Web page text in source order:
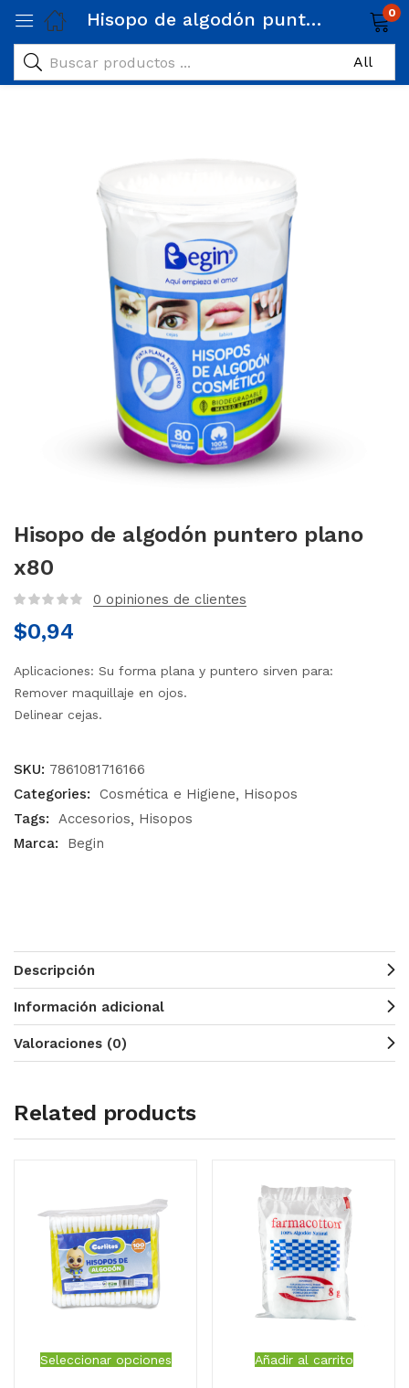
Hisopo de algodón puntero plano x80 0
Hisopo de algodón puntero plano
x80
0 opiniones de clientes
$0,94
Aplicaciones: Su forma plana y puntero sirven para:
Remover maquillaje en ojos.
Delinear cejas.
SKU: 7861081716166
Categories:
Cosmética e Higiene
Hisopos
Tags:
Accesorios
Hisopos
Marca:
Begin
Descripción
Información adicional
Valoraciones (0)
Related products
Seleccionar opciones Añadir al carrito